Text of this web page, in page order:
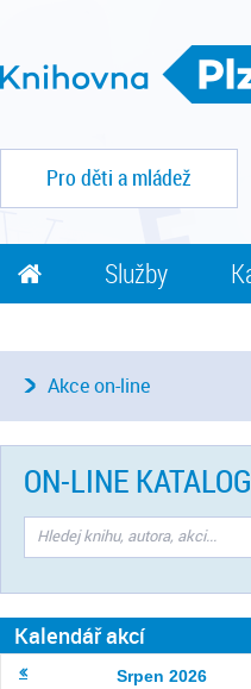
Pro děti a mládež
Služby
Akce on-line
ON-LINE KATALOG
Kalendář akcí
Srpen 2026